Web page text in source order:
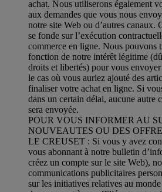
achat. Nous utiliserons également
aux demandes que vous nous
notre site Web ou d’autres canaux.
se fonde sur l’exécution
commerce en ligne. Nous pouvons
fonction de notre intérêt légitime
droits et libertés) pour vous
le cas où vous auriez ajouté des
finaliser votre achat en ligne. Si
dans un certain délai, aucune autre
sera envoyée.
POUR VOUS INFORMER AU
NOUVEAUTES OU DES
LE CREUSET : Si vous y avez
vous abonnant à notre bulletin
créez un compte sur le site Web),
communications publicitaires
sur les initiatives relatives au